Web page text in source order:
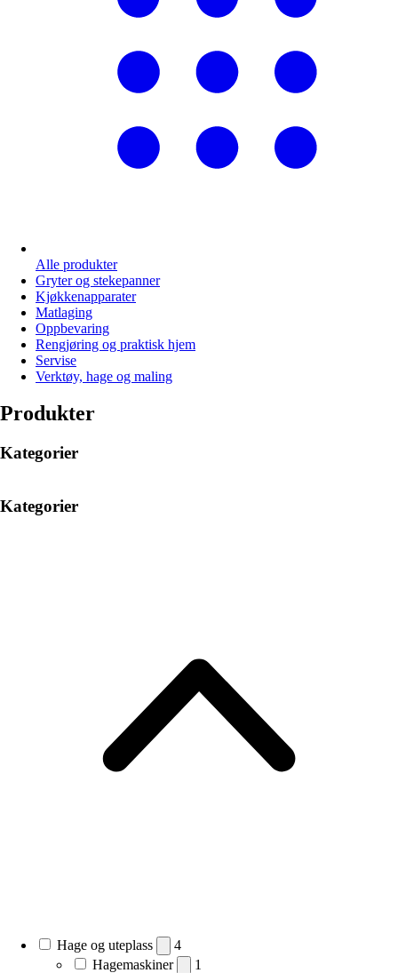
Alle produkter
Gryter og stekepanner
Kjøkkenapparater
Matlaging
Oppbevaring
Rengjøring og praktisk hjem
Servise
Verktøy, hage og maling
Produkter
Kategorier
Kategorier
Hage og uteplass
4
Hagemaskiner
1